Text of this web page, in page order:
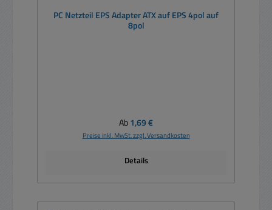
PC Netzteil EPS Adapter ATX auf EPS 4pol auf
8pol
Regulärer Preis:
Ab1,69 €
Preise inkl. MwSt. zzgl. Versandkosten
Details